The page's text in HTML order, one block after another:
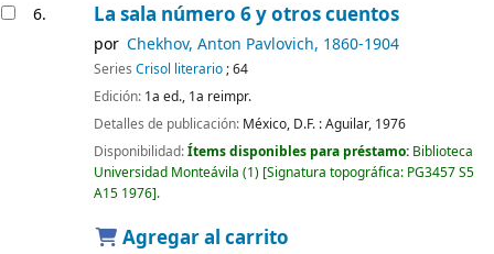
6. La sala número 6 y otros cuentos
por Chekhov, Anton Pavlovich, 1860-1904
Series Crisol literario; 64
Edición: 1a ed., 1a reimpr.
Detalles de publicación: México, D.F. :Aguilar, 1976
Disponibilidad:Ítems disponibles para préstamo: Biblioteca
Universidad Monteávila (1) Signatura topográfica: PG3457 S5
A15 1976 .
Agregar al carrito